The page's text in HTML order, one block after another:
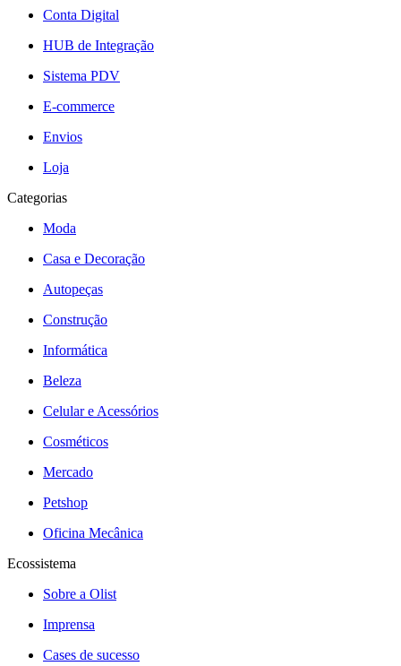
Conta Digital
HUB de Integração
Sistema PDV
E-commerce
Envios
Loja
Categorias
Moda
Casa e Decoração
Autopeças
Construção
Informática
Beleza
Celular e Acessórios
Cosméticos
Mercado
Petshop
Oficina Mecânica
Ecossistema
Sobre a Olist
Imprensa
Cases de sucesso